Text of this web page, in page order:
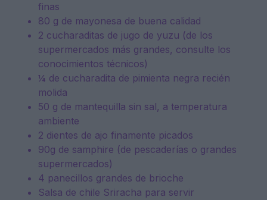
finas
80 g de mayonesa de buena calidad
2 cucharaditas de jugo de yuzu (de los
supermercados más grandes, consulte los
conocimientos técnicos)
¼ de cucharadita de pimienta negra recién
molida
50 g de mantequilla sin sal, a temperatura
ambiente
2 dientes de ajo finamente picados
90g de samphire (de pescaderías o grandes
supermercados)
4 panecillos grandes de brioche
Salsa de chile Sriracha para servir